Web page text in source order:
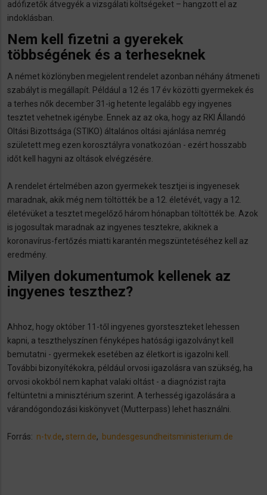
adófizetők átvegyék a vizsgálati költségeket – hangzott el az
indoklásban.
Nem kell fizetni a gyerekek
többségének és a terheseknek
A német közlönyben megjelent rendelet azonban néhány átmeneti
szabályt is megállapít. Például a 12 és 17 év közötti gyermekek és
a terhes nők december 31-ig hetente legalább egy ingyenes
tesztet vehetnek igénybe. Ennek az az oka, hogy az RKI Állandó
Oltási Bizottsága (STIKO) általános oltási ajánlása nemrég
született meg ezen korosztályra vonatkozóan - ezért hosszabb
időt kell hagyni az oltások elvégzésére.
A rendelet értelmében azon gyermekek tesztjei is ingyenesek
maradnak, akik még nem töltötték be a 12. életévét, vagy a 12.
életévüket a tesztet megelőző három hónapban töltötték be. Azok
is jogosultak maradnak az ingyenes tesztekre, akiknek a
koronavírus-fertőzés miatti karantén megszüntetéséhez kell az
eredmény.
Milyen dokumentumok kellenek az
ingyenes teszthez?
Ahhoz, hogy október 11-től ingyenes gyorsteszteket lehessen
kapni, a teszthelyszínen fényképes hatósági igazolványt kell
bemutatni - gyermekek esetében az életkort is igazolni kell.
További bizonyítékokra, például orvosi igazolásra van szükség, ha
orvosi okokból nem kaphat valaki oltást - a diagnózist rajta
feltüntetni a minisztérium szerint. A terhesség igazolására a
várandógondozási kiskönyvet (Mutterpass) lehet használni.
Forrás: n-tv.de, stern.de, bundesgesundheitsministerium.de